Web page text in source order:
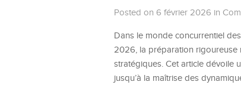
Posted on 6 février 2026 in
Dans le monde concurrentiel
2026, la préparation rigoureuse
stratégiques. Cet article dévoile
jusqu’à la maîtrise des